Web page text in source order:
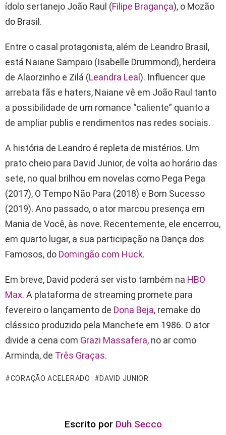
ídolo sertanejo João Raul (Filipe Bragança), o Mozão
do Brasil.
Entre o casal protagonista, além de Leandro Brasil,
está Naiane Sampaio (Isabelle Drummond), herdeira
de Alaorzinho e Zilá (Leandra Leal). Influencer que
arrebata fãs e haters, Naiane vê em João Raul tanto
a possibilidade de um romance “caliente” quanto a
de ampliar publis e rendimentos nas redes sociais.
A história de Leandro é repleta de mistérios. Um
prato cheio para David Junior, de volta ao horário das
sete, no qual brilhou em novelas como Pega Pega
(2017), O Tempo Não Para (2018) e Bom Sucesso
(2019). Ano passado, o ator marcou presença em
Mania de Você, às nove. Recentemente, ele encerrou,
em quarto lugar, a sua participação na Dança dos
Famosos, do Domingão com Huck.
Em breve, David poderá ser visto também na HBO
Max. A plataforma de streaming promete para
fevereiro o lançamento de Dona Beja, remake do
clássico produzido pela Manchete em 1986. O ator
divide a cena com Grazi Massafera, no ar como
Arminda, de Três Graças.
CORAÇÃO ACELERADO DAVID JUNIOR
Escrito por Duh Secco